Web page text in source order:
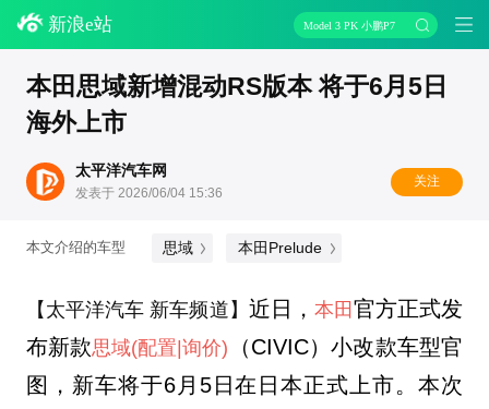
新浪e站 Model 3 PK 小鹏P7
本田思域新增混动RS版本 将于6月5日
海外上市
太平洋汽车网
发表于 2026/06/04 15:36
关注
本文介绍的车型 思域 本田Prelude
【太平洋汽车 新车频道】 近日 ， 本田 官方正式发
布新款思域(配置|询价)
（CIVIC）小改款车型官
图，新车将于6月5日在日本正式上市。本次